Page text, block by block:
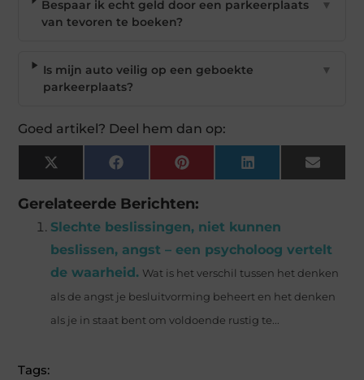
Bespaar ik echt geld door een parkeerplaats
van tevoren te boeken?
▼
Is mijn auto veilig op een geboekte
parkeerplaats?
▼
Goed artikel? Deel hem dan op:
X
(Twitter)
Facebook Pinterest LinkedIn Email
Gerelateerde Berichten:
Slechte beslissingen, niet kunnen
beslissen, angst – een psycholoog vertelt
de waarheid. Wat is het verschil tussen het denken
als de angst je besluitvorming beheert en het denken
als je in staat bent om voldoende rustig te...
Tags: